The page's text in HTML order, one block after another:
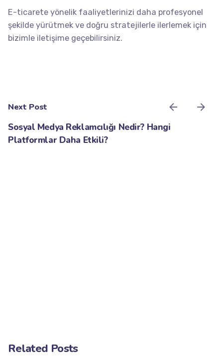
E-ticarete yönelik faaliyetlerinizi daha profesyonel
şekilde yürütmek ve doğru stratejilerle ilerlemek için
bizimle iletişime geçebilirsiniz.
Next Post
Sosyal Medya Reklamcılığı Nedir? Hangi
Platformlar Daha Etkili?
Related Posts